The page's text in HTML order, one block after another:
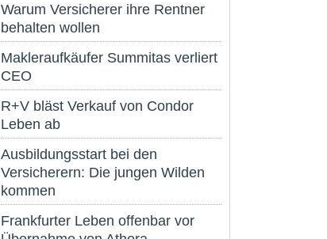
Warum Versicherer ihre Rentner
behalten wollen
Makleraufkäufer Summitas verliert
CEO
R+V bläst Verkauf von Condor
Leben ab
Ausbildungsstart bei den
Versicherern: Die jungen Wilden
kommen
Frankfurter Leben offenbar vor